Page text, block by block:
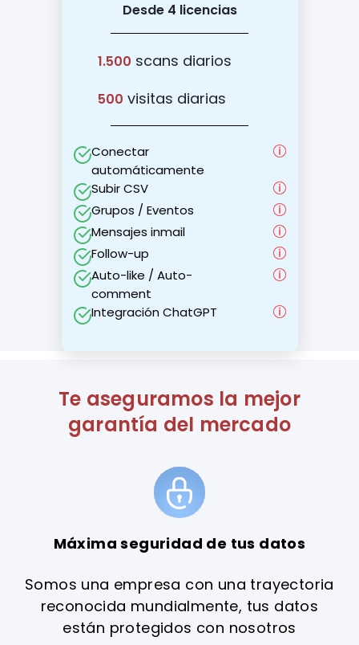
Desde 4 licencias
1.500 scans diarios
500 visitas diarias
Conectar
automáticamente
Subir CSV
Grupos / Eventos
Mensajes inmail
Follow-up
Auto-like / Auto-
comment
Integración ChatGPT
Te aseguramos la mejor
garantía del mercado
Máxima seguridad de tus datos
Somos una empresa con una trayectoria
reconocida mundialmente, tus datos
están protegidos con nosotros